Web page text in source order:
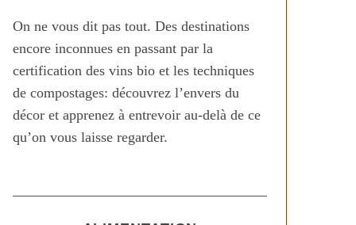
On ne vous dit pas tout. Des destinations
encore inconnues en passant par la
certification des vins bio et les techniques
de compostages: découvrez l’envers du
décor et apprenez à entrevoir au-delà de ce
qu’on vous laisse regarder.